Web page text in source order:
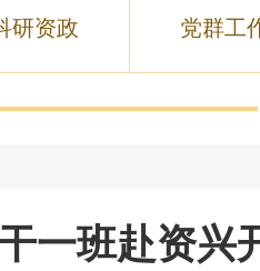
研资政 党群工
一班赴资兴